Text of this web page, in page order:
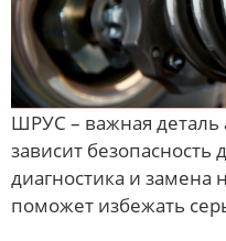
ШРУС – важная деталь
зависит
диагностика и
поможет избежать